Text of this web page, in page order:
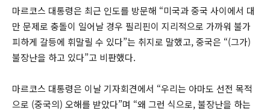
마르코스 대통령은 최근 인도를 방문해 “미국과 중국 사이에서 대
만 문제로 충돌이 일어날 경우 필리핀이 지리적으로 가까워 불가
피하게 갈등에 휘말릴 수 있다”는 취지로 말했고, 중국은 “(그가)
불장난을 하고 있다”고 비판했다.
마르코스 대통령은 이날 기자회견에서 “우리는 아마도 선전 목적
으로 (중국의) 오해를 받았다”며 “왜 그런 식으로, 불장난을 하는